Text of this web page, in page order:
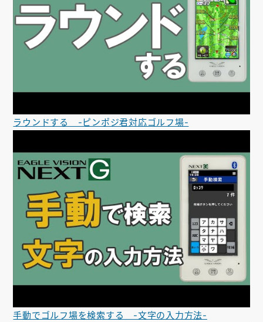
ラウンドする -ピンポジ君対応ゴルフ場-
手動でゴルフ場を検索する -文字の入力方法-